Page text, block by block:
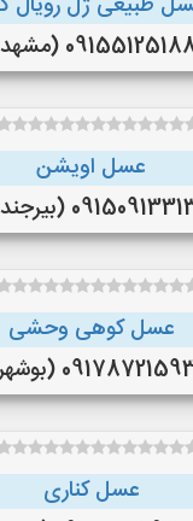
(مشهد )
عسل اویشن
(بیرجند )
عسل کوهی وحشی
(بوشهر)
عسل کناری